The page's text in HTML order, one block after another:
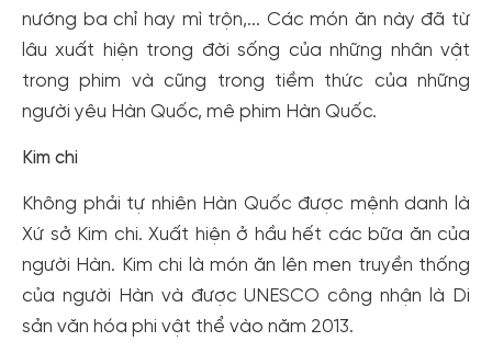
nướng ba chỉ hay mì trộn,... Các món ăn này đã từ
lâu xuất hiện trong đời sống của những nhân vật
trong phim và cũng trong tiềm thức của những
người yêu Hàn Quốc, mê phim Hàn Quốc.
Kim chi
Không phải tự nhiên Hàn Quốc được mệnh danh là
Xứ sở Kim chi. Xuất hiện ở hầu hết các bữa ăn của
người Hàn. Kim chi là món ăn lên men truyền thống
của người Hàn và được UNESCO công nhận là Di
sản văn hóa phi vật thể vào năm 2013.